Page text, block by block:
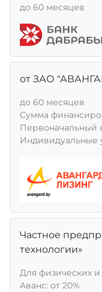
до 60 месяцев
от ЗАО
до 60 месяцев
Сумма
Первоначальный
Индивидуальные
Частное
технологии»
Для физических
Aванс: от 20%